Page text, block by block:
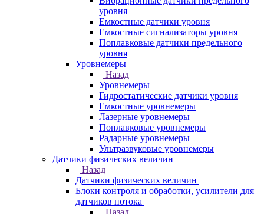
уровня
Емкостные датчики уровня
Емкостные сигнализаторы уровня
Поплавковые датчики предельного
уровня
Уровнемеры
Назад
Уровнемеры
Гидростатические датчики уровня
Емкостные уровнемеры
Лазерные уровнемеры
Поплавковые уровнемеры
Радарные уровнемеры
Ультразвуковые уровнемеры
Датчики физических величин
Назад
Датчики физических величин
Блоки контроля и обработки, усилители для
датчиков потока